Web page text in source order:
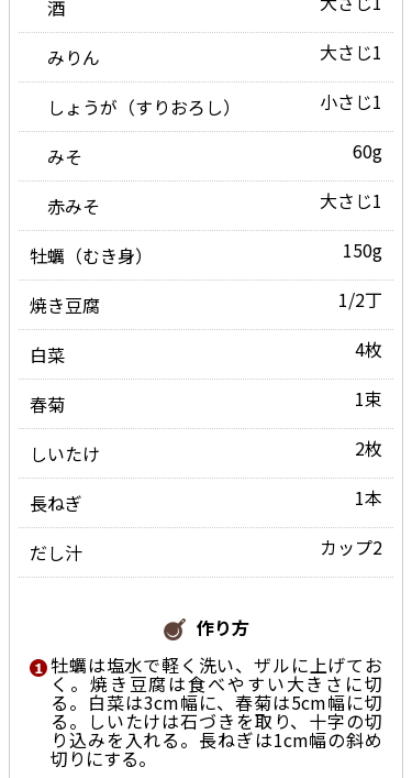
酒
みりん 大さじ1
しょうが（すりおろし） 小さじ1
みそ 60g
赤みそ 大さじ1
牡蠣（むき身） 150g
焼き豆腐 1/2丁
白菜 4枚
春菊 1束
しいたけ 2枚
長ねぎ 1本
だし汁 カップ2
作り方
牡蠣は塩水で軽く洗い、ザルに上げてお
く。焼き豆腐は食べやすい大きさに切
る。白菜は3cm幅に、春菊は5cm幅に切
る。しいたけは石づきを取り、十字の切
り込みを入れる。長ねぎは1cm幅の斜め
切りにする。